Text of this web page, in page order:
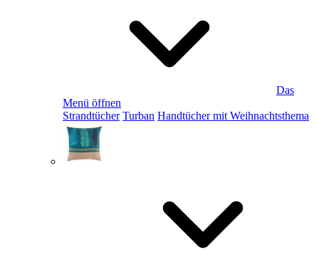
Das
Menü öffnen
Strandtücher Turban Handtücher mit Weihnachtsthema